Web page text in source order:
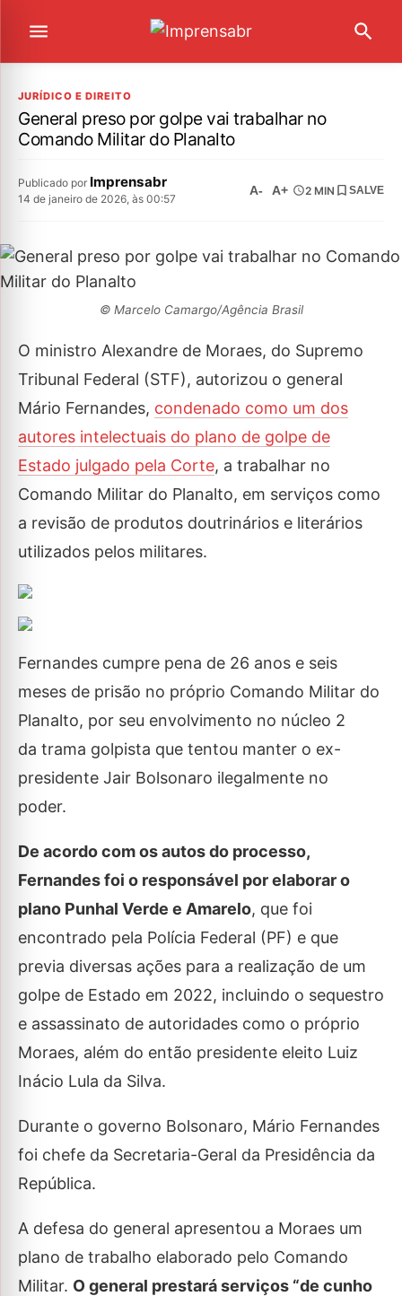
JURÍDICO E DIREITO
General preso por golpe vai trabalhar no
Comando Militar do Planalto
Publicado por Imprensabr
14 de janeiro de 2026, às 00:57
A- A+ 2 MIN SALVE
© Marcelo Camargo/Agência Brasil
O ministro Alexandre de Moraes, do Supremo
Tribunal Federal (STF), autorizou o general
Mário Fernandes, condenado como um dos
autores intelectuais do plano de golpe de
Estado julgado pela Corte, a trabalhar no
Comando Militar do Planalto, em serviços como
a revisão de produtos doutrinários e literários
utilizados pelos militares.
Fernandes cumpre pena de 26 anos e seis
meses de prisão no próprio Comando Militar do
Planalto, por seu envolvimento no núcleo 2
da trama golpista que tentou manter o ex-
presidente Jair Bolsonaro ilegalmente no
poder.
De acordo com os autos do processo,
Fernandes foi o responsável por elaborar o
plano Punhal Verde e Amarelo, que foi
encontrado pela Polícia Federal (PF) e que
previa diversas ações para a realização de um
golpe de Estado em 2022, incluindo o sequestro
e assassinato de autoridades como o próprio
Moraes, além do então presidente eleito Luiz
Inácio Lula da Silva.
Durante o governo Bolsonaro, Mário Fernandes
foi chefe da Secretaria-Geral da Presidência da
República.
A defesa do general apresentou a Moraes um
plano de trabalho elaborado pelo Comando
Militar. O general prestará serviços “de cunho